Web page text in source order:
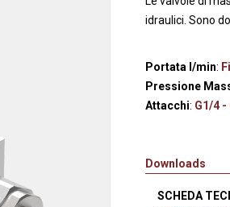
Servocomandi idraulici ed
Servocomandi meccanici a
idraulici. Sono
Portata l/min:
Pressione
Attacchi: G1/4 -
Downloads
SCHEDA